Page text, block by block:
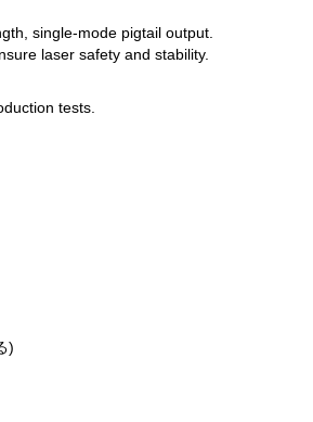
single-mode pigtail output.
laser safety and stability.
tests.
)